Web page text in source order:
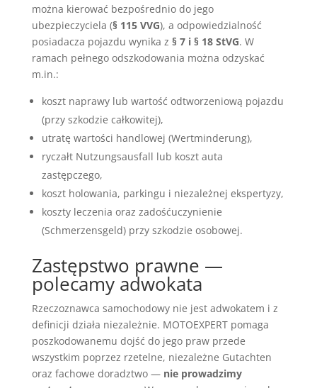
można kierować bezpośrednio do jego
ubezpieczyciela (§ 115 VVG), a odpowiedzialność
posiadacza pojazdu wynika z § 7 i § 18 StVG. W
ramach pełnego odszkodowania można odzyskać
m.in.:
koszt naprawy lub wartość odtworzeniową pojazdu
(przy szkodzie całkowitej),
utratę wartości handlowej (Wertminderung),
ryczałt Nutzungsausfall lub koszt auta
zastępczego,
koszt holowania, parkingu i niezależnej ekspertyzy,
koszty leczenia oraz zadośćuczynienie
(Schmerzensgeld) przy szkodzie osobowej.
Zastępstwo prawne —
polecamy adwokata
Rzeczoznawca samochodowy nie jest adwokatem i z
definicji działa niezależnie. MOTOEXPERT pomaga
poszkodowanemu dojść do jego praw przede
wszystkim poprzez rzetelne, niezależne Gutachten
oraz fachowe doradztwo — nie prowadzimy